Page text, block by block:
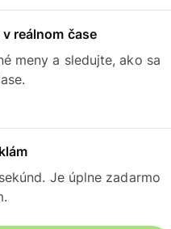
reálnom čase
meny a sledujte, ako sa
Je úplne zadarmo